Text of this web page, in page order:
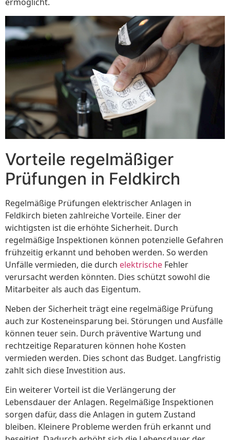
Vorteile regelmäßiger
Prüfungen in Feldkirch
Regelmäßige Prüfungen elektrischer Anlagen in
Feldkirch bieten zahlreiche Vorteile. Einer der
wichtigsten ist die erhöhte Sicherheit. Durch
regelmäßige Inspektionen können potenzielle Gefahren
frühzeitig erkannt und behoben werden. So werden
Unfälle vermieden, die durch elektrische Fehler
verursacht werden könnten. Dies schützt sowohl die
Mitarbeiter als auch das Eigentum.
Neben der Sicherheit trägt eine regelmäßige Prüfung
auch zur Kosteneinsparung bei. Störungen und Ausfälle
können teuer sein. Durch präventive Wartung und
rechtzeitige Reparaturen können hohe Kosten
vermieden werden. Dies schont das Budget. Langfristig
zahlt sich diese Investition aus.
Ein weiterer Vorteil ist die Verlängerung der
Lebensdauer der Anlagen. Regelmäßige Inspektionen
sorgen dafür, dass die Anlagen in gutem Zustand
bleiben. Kleinere Probleme werden früh erkannt und